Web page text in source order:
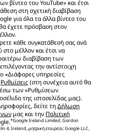
βίντεο του YouTube» και έτσι
στη σχετική διαβίβαση
για όλα τα άλλα βίντεο του
έχετε πρόσβαση στον
κάθε συγκατάθεσή σας ανά
μέλλον και έτσι να
διαβίβαση των
την αντίστοιχη
«Διάφορες υπηρεσίες
Ρυθμίσεις(στη συνέχεια αυτό θα
των «Ρυθμίσεων
της ιστοσελίδας μας).
δείτε τηΔήλωση
μας και την Πολιτική
*Google Ireland Limited, Gordon
4, Ireland, μητρική εταιρεία: Google LLC,